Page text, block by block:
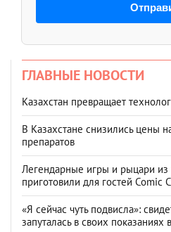
ГЛАВНЫЕ НОВОСТИ
Казахстан превращает
В Казахстане снизились цены
препаратов
Легендарные игры и рыцари из
приготовили для гостей Comic
«Я сейчас чуть подвисла»:
запуталась в своих показаниях